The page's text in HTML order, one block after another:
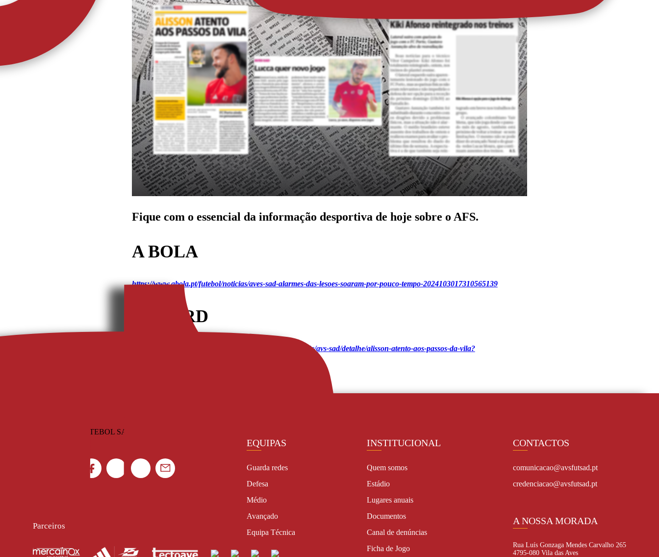
Fique com o essencial da informação desportiva de hoje sobre o AFS.
A BOLA
https://www.abola.pt/futebol/noticias/aves-sad-alarmes-das-lesoes-soaram-por-pouco-tempo-2024103017310565139
RECORD
https://www.record.pt/futebol/futebol-nacional/liga-betclic/avs-sad/detalhe/alisson-atento-aos-passos-da-vila?
Parceiros
EQUIPAS
Guarda redes
Defesa
Médio
Avançado
Equipa Técnica
INSTITUCIONAL
Quem somos
Estádio
Lugares anuais
Documentos
Canal de denúncias
Ficha de Jogo
CONTACTOS
comunicacao@avsfutsad.pt
credenciacao@avsfutsad.pt
A NOSSA MORADA
Rua Luís Gonzaga Mendes Carvalho 265
4795-080 Vila das Aves